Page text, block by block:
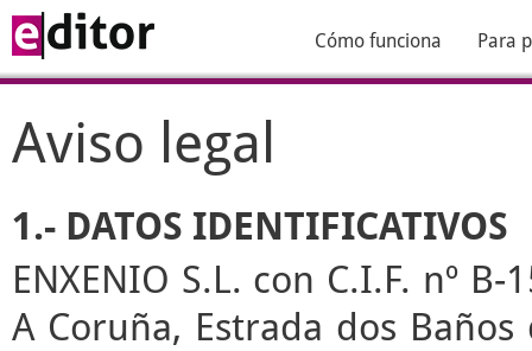
Cómo funciona Para
Aviso legal
1.- DATOS IDENTIFICATIVOS
ENXENIO S.L. con C.I.F. nº
A Coruña, Estrada dos